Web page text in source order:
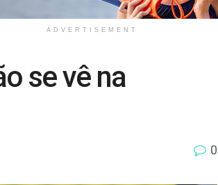
ADVERTISEMENT
se vê na
0